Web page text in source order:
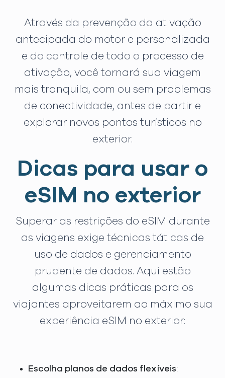
Através da prevenção da ativação
antecipada do motor e personalizada
e do controle de todo o processo de
ativação, você tornará sua viagem
mais tranquila, com ou sem problemas
de conectividade, antes de partir e
explorar novos pontos turísticos no
exterior.
Dicas para usar o
eSIM no exterior
Superar as restrições do eSIM durante
as viagens exige técnicas táticas de
uso de dados e gerenciamento
prudente de dados. Aqui estão
algumas dicas práticas para os
viajantes aproveitarem ao máximo sua
experiência eSIM no exterior:
Escolha planos de dados flexíveis: